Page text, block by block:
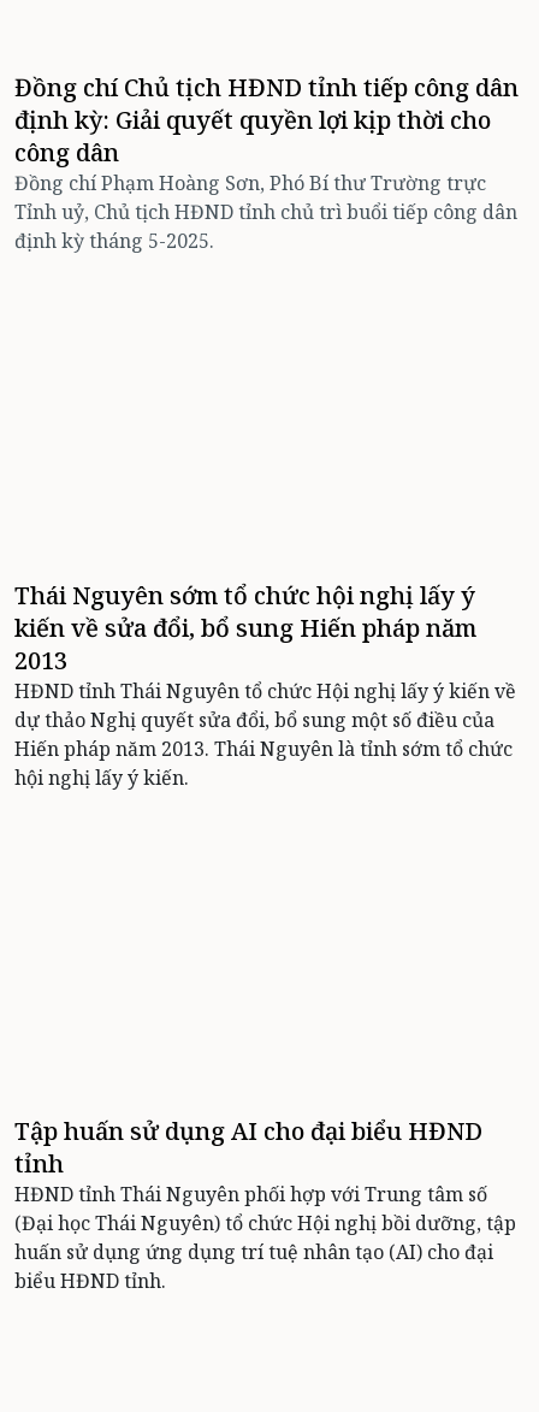
Đồng chí Chủ tịch HĐND tỉnh tiếp công dân
định kỳ: Giải quyết quyền lợi kịp thời cho
công dân
Đồng chí Phạm Hoàng Sơn, Phó Bí thư Trường trực
Tỉnh uỷ, Chủ tịch HĐND tỉnh chủ trì buổi tiếp công dân
định kỳ tháng 5-2025.
Thái Nguyên sớm tổ chức hội nghị lấy ý
kiến về sửa đổi, bổ sung Hiến pháp năm
2013
HĐND tỉnh Thái Nguyên tổ chức Hội nghị lấy ý kiến về
dự thảo Nghị quyết sửa đổi, bổ sung một số điều của
Hiến pháp năm 2013. Thái Nguyên là tỉnh sớm tổ chức
hội nghị lấy ý kiến.
Tập huấn sử dụng AI cho đại biểu HĐND
tỉnh
HĐND tỉnh Thái Nguyên phối hợp với Trung tâm số
(Đại học Thái Nguyên) tổ chức Hội nghị bồi dưỡng, tập
huấn sử dụng ứng dụng trí tuệ nhân tạo (AI) cho đại
biểu HĐND tỉnh.